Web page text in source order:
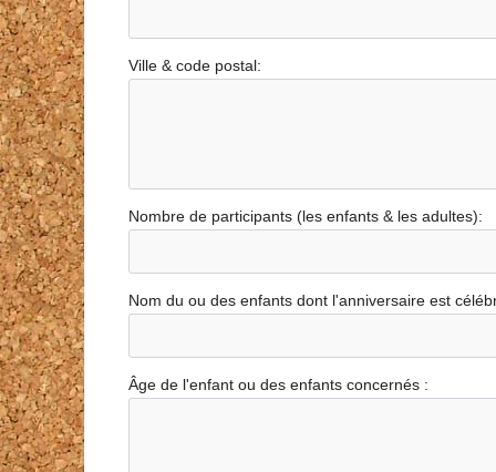
Ville & code postal:
Nombre de participants (les enfants & les adultes):
Nom du ou des enfants dont l'anniversaire est
Âge de l'enfant ou des enfants concernés :